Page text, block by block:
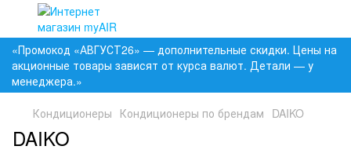
«Промокод «АВГУСТ26» — дополнительные скидки. Цены на
акционные товары зависят от курса валют. Детали — у
менеджера.»
Кондиционеры Кондиционеры по брендам DAIKO
DAIKO